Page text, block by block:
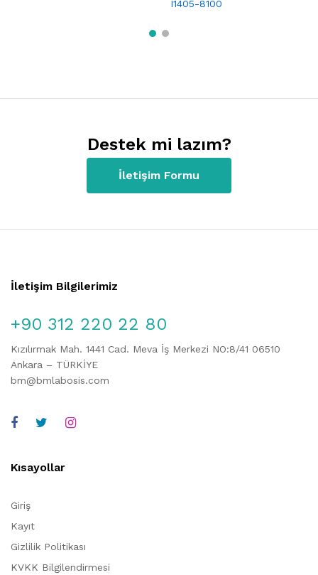
I1405-8100
Destek mi lazım?
İletişim Formu
İletişim Bilgilerimiz
+90 312 220 22 80
Kızılırmak Mah. 1441 Cad. Meva İş Merkezi NO:8/41 06510
Ankara – TÜRKİYE
bm@bmlabosis.com
Kısayollar
Giriş
Kayıt
Gizlilik Politikası
KVKK Bilgilendirmesi